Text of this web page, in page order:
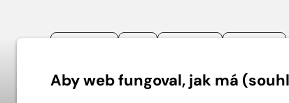
sledovaniTV Knihy E-magazíny Audioknihy
Aby web fungoval, jak má